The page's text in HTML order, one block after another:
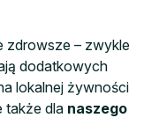
zdrowsze – zwykle
dodatkowych
lokalnej żywności
także dla naszego